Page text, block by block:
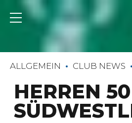
ALLGEMEIN CLUB NEWS
HERREN 50